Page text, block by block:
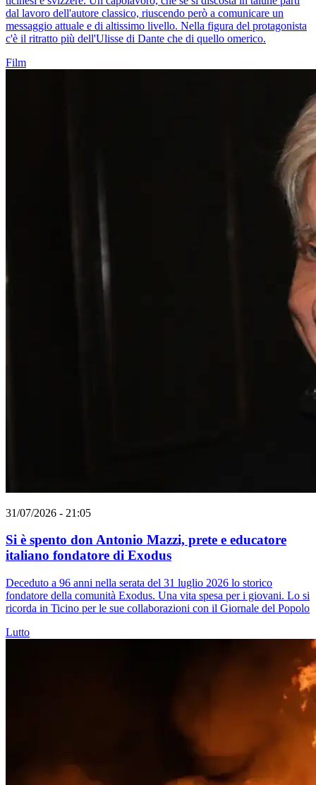
dal lavoro dell'autore classico, riuscendo però a comunicare un
messaggio attuale e di altissimo livello. Nella figura del protagonista
c'è il ritratto più dell'Ulisse di Dante che di quello omerico.
Film
31/07/2026 - 21:05
Si è spento don Antonio Mazzi, prete e educatore
italiano fondatore di Exodus
Deceduto a 96 anni nella serata del 31 luglio 2026 lo storico
fondatore della comunità Exodus. Una vita spesa per i giovani. Lo si
ricorda in Ticino per le sue collaborazioni con il Giornale del Popolo
Lutto